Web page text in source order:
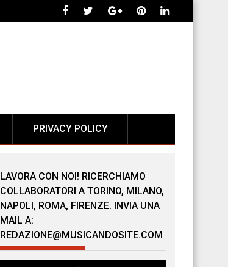
PRIVACY POLICY
LAVORA CON NOI! RICERCHIAMO
COLLABORATORI A TORINO, MILANO,
NAPOLI, ROMA, FIRENZE. INVIA UNA
MAIL A:
REDAZIONE@MUSICANDOSITE.COM